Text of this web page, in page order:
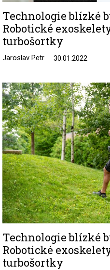
Technologie blízké
Robotické
turbošortky
Jaroslav Petr 30.01.2022
Image
Technologie blízké
Robotické
turbošortky